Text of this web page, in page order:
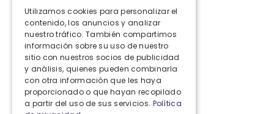
Contacto
Contacto
+34 928 427 575
info@dysteca.com
Utilizamos cookies para personalizar el
contenido, los anuncios y analizar
nuestro tráfico. También compartimos
información sobre su uso de nuestro
sitio con nuestros socios de publicidad
y análisis, quienes pueden combinarla
con otra información que les haya
proporcionado o que hayan recopilado
a partir del uso de sus servicios. Política